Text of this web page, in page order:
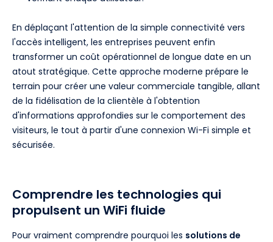
En déplaçant l'attention de la simple connectivité vers
l'accès intelligent, les entreprises peuvent enfin
transformer un coût opérationnel de longue date en un
atout stratégique. Cette approche moderne prépare le
terrain pour créer une valeur commerciale tangible, allant
de la fidélisation de la clientèle à l'obtention
d'informations approfondies sur le comportement des
visiteurs, le tout à partir d'une connexion Wi-Fi simple et
sécurisée.
Comprendre les technologies qui
propulsent un WiFi fluide
Pour vraiment comprendre pourquoi les solutions de